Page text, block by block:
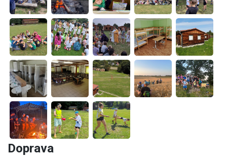
Doprava